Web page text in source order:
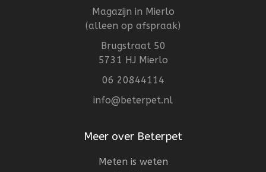
Magazijn in Mierlo
(alleen op afspraak)
Brugstraat 50
5731 HJ Mierlo
06 20844114
info@beterpet.nl
Meer over Beterpet
Meten is weten